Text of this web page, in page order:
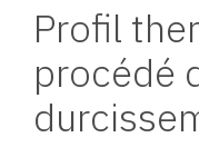
Profil
procédé